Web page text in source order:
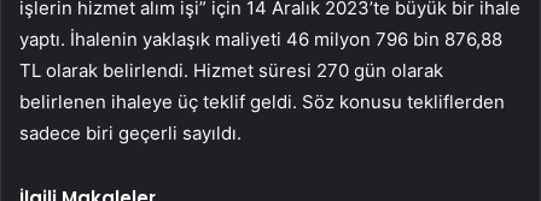
işlerin hizmet alım işi” için 14 Aralık 2023’te büyük bir ihale
yaptı. İhalenin yaklaşık maliyeti 46 milyon 796 bin 876,88
TL olarak belirlendi. Hizmet süresi 270 gün olarak
belirlenen ihaleye üç teklif geldi. Söz konusu tekliflerden
sadece biri geçerli sayıldı.